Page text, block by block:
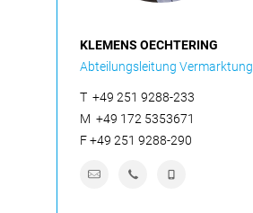
KLEMENS OECHTERING
Abteilungsleitung Vermarktung
T +49 251 9288-233
M +49 172 5353671
F+49 251 9288-290